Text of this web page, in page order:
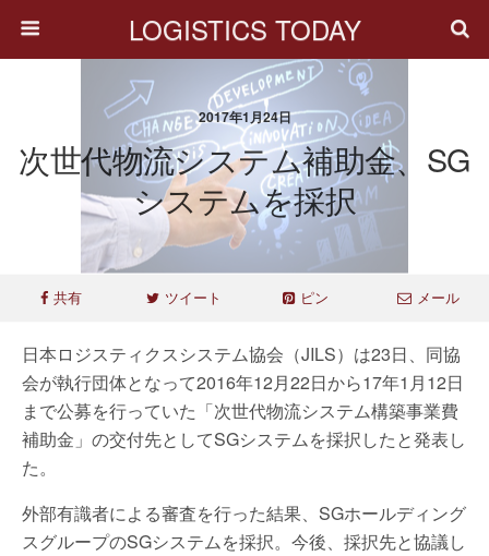
LOGISTICS TODAY
2017年1月24日
次世代物流システム補助金、SG
システムを採択
共有 ツイート ピン メール
日本ロジスティクスシステム協会（JILS）は23日、同協
会が執行団体となって2016年12月22日から17年1月12日
まで公募を行っていた「次世代物流システム構築事業費
補助金」の交付先としてSGシステムを採択したと発表し
た。
外部有識者による審査を行った結果、SGホールディング
スグループのSGシステムを採択。今後、採択先と協議し